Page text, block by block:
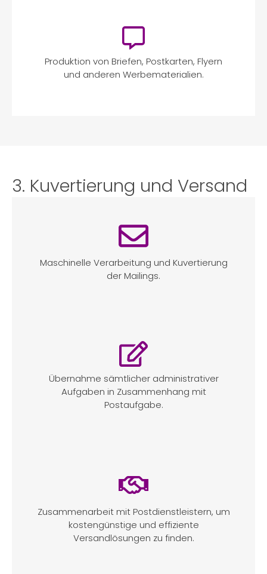
Produktion von Briefen, Postkarten, Flyern
und anderen Werbematerialien.
3. Kuvertierung und Versand
Maschinelle Verarbeitung und Kuvertierung
der Mailings.
Zusammenarbeit mit Postdienstleistern, um
kostengünstige und effiziente
Versandlösungen zu finden.
Übernahme sämtlicher administrativer
Aufgaben in Zusammenhang mit
Postaufgabe.